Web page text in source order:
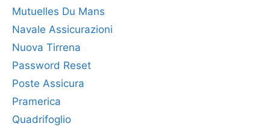
Mutuelles Du Mans
Navale Assicurazioni
Nuova Tirrena
Password Reset
Poste Assicura
Pramerica
Quadrifoglio